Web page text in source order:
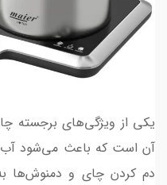
آن است که باعث می‌شود آب
دم کردن چای و دمنوش‌ها